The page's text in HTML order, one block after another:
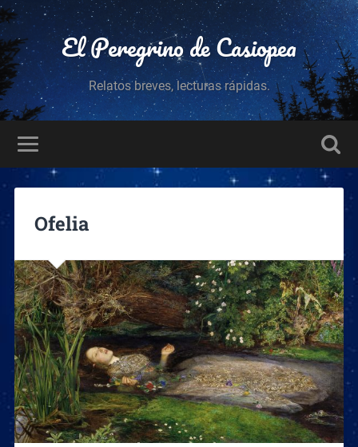
El Peregrino de Casiopea
Relatos breves, lecturas rápidas.
Ofelia